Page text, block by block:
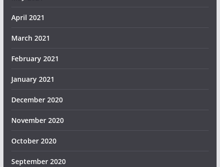
April 2021
March 2021
February 2021
January 2021
December 2020
November 2020
October 2020
September 2020